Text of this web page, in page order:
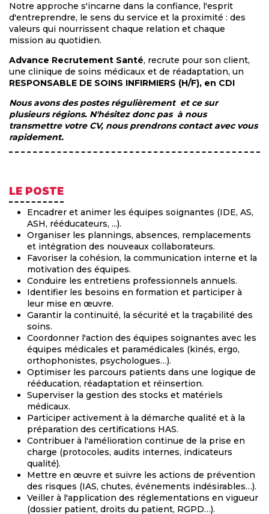
Notre approche s'incarne dans la confiance, l'esprit
d'entreprendre, le sens du service et la proximité : des
valeurs qui nourrissent chaque relation et chaque
mission au quotidien.
Advance Recrutement Santé, recrute pour son client,
une clinique de soins médicaux et de réadaptation, un
RESPONSABLE DE SOINS INFIRMIERS (H/F), en CDI
Nous avons des postes régulièrement et ce sur
plusieurs régions. N'hésitez donc pas à nous
transmettre votre CV, nous prendrons contact avec vous
rapidement.
LE POSTE
Encadrer et animer les équipes soignantes (IDE, AS,
ASH, rééducateurs, ...).
Organiser les plannings, absences, remplacements
et intégration des nouveaux collaborateurs.
Favoriser la cohésion, la communication interne et la
motivation des équipes.
Conduire les entretiens professionnels annuels.
Identifier les besoins en formation et participer à
leur mise en œuvre.
Garantir la continuité, la sécurité et la traçabilité des
soins.
Coordonner l'action des équipes soignantes avec les
équipes médicales et paramédicales (kinés, ergo,
orthophonistes, psychologues…).
Optimiser les parcours patients dans une logique de
rééducation, réadaptation et réinsertion.
Superviser la gestion des stocks et matériels
médicaux.
Participer activement à la démarche qualité et à la
préparation des certifications HAS.
Contribuer à l'amélioration continue de la prise en
charge (protocoles, audits internes, indicateurs
qualité).
Mettre en œuvre et suivre les actions de prévention
des risques (IAS, chutes, événements indésirables…).
Veiller à l'application des réglementations en vigueur
(dossier patient, droits du patient, RGPD…).